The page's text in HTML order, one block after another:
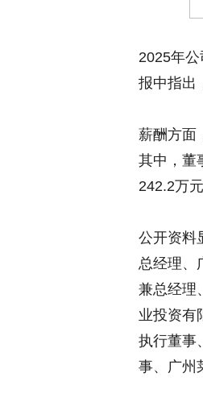
2025年
报中指出
薪酬方面
其中，董
242.2万元
公开资料
总经理、
兼总经理
业投资有
执行董事
事、广州